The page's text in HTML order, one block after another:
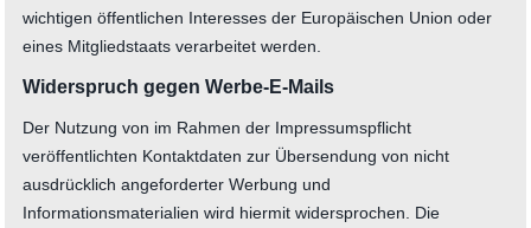
wichtigen öffentlichen Interesses der Europäischen Union oder
eines Mitgliedstaats verarbeitet werden.
Widerspruch gegen Werbe-E-Mails
Der Nutzung von im Rahmen der Impressumspflicht
veröffentlichten Kontaktdaten zur Übersendung von nicht
ausdrücklich angeforderter Werbung und
Informationsmaterialien wird hiermit widersprochen. Die